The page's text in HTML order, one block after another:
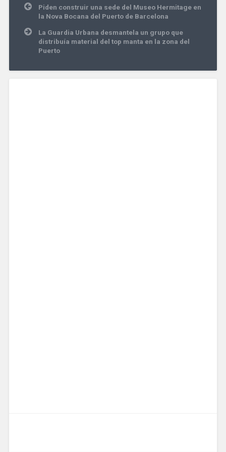
Navegación
de
entradas
Piden construir una sede del Museo Hermitage en
la Nova Bocana del Puerto de Barcelona
La Guardia Urbana desmantela un grupo que
distribuía material del top manta en la zona del
Puerto